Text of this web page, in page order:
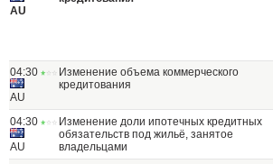
AU
04:30
AU
Изменение объема коммерческого
кредитования
04:30
AU
Изменение доли ипотечных кредитных
обязательств под жильё, занятое
владельцами